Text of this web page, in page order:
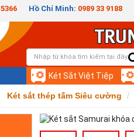
Hồ Chí Minh: 0989 33 9188
Két Sắt Việt Tiệp
Két sắt thép tấm Siêu cường